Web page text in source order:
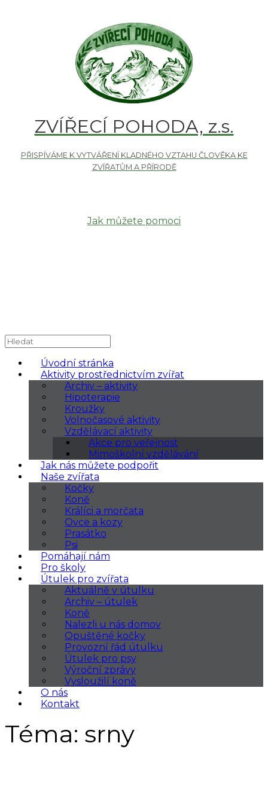
ZVÍŘECÍ POHODA, z.s.
Jak můžete pomoci
Úvodní stránka
Aktivity prostřednictvím zvířat
Archiv – aktivity
Hipoterapie
Kroužky
Volnočasové aktivity
Vzdělávací aktivity
Akce pro veřejnost
Mimoškolní vzdělávání
Jak nás můžete podpořit
Naše zvířata
Kočky
Koně
Králíci a morčata
Ovce a kozy
Prasátko
Psi
Pomáhají nám
Pro školy
Útulek pro zvířata
Aktuálně v útulku
Archiv – útulek
Koně
Nalezli u nás domov
Opuštěné kočky
Provozní řád útulku
Útulek pro psy
Výroční zprávy
Vysloužilí koně
O nás
Kontakt
Téma: srny